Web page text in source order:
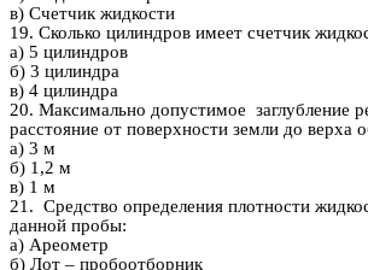
в) Счетчик жидкости
19. Сколько цилиндров имеет счетчик
а) 5 цилиндров
б) 3 цилиндра
в) 4 цилиндра
20. Максимально допустимое заглубление
расстояние от поверхности земли до верха
а) 3 м
б) 1,2 м
в) 1 м
21. Средство определения плотности
данной пробы:
а) Ареометр
б) Лот – пробоотборник